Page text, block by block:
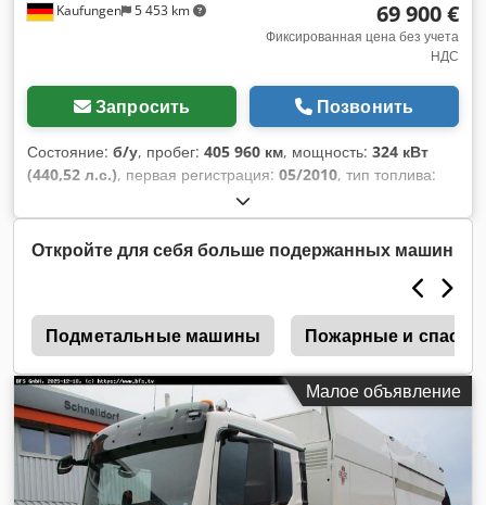
Kaufungen 5 453 km 69 900 €
Фиксированная цена без учета
НДС
Запросить Позвонить
Состояние: б/у, пробег: 405 960 км, мощность: 324 кВт
(440,52 л.с.), первая регистрация: 05/2010, тип топлива:
33 000 кг, конфигурация осей:
следующая проверка (TÜV):08/2028, цвет:оранжевый,
тип передачи:механический , класс выбросов: Евро 5,
объем грузового пространства:
15 м³ , Год выпуска:
Откройте для себя больше подержанных машин
Подметальные машины Пожарные и
Малое объявление